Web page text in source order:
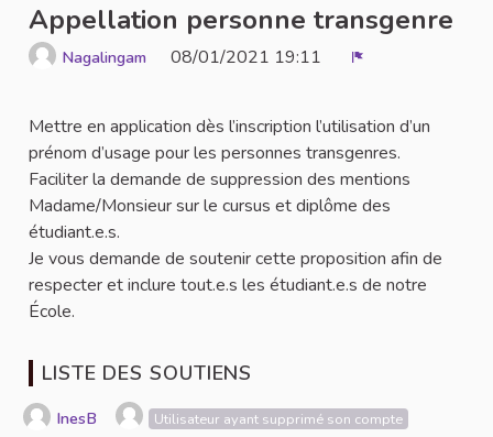
Appellation personne transgenre
Nagalingam 08/01/2021 19:11
Mettre en application dès l’inscription l’utilisation d’un
prénom d’usage pour les personnes transgenres.
Faciliter la demande de suppression des mentions
Madame/Monsieur sur le cursus et diplôme des
étudiant.e.s.
Je vous demande de soutenir cette proposition afin de
respecter et inclure tout.e.s les étudiant.e.s de notre
École.
LISTE DES SOUTIENS
InesB Utilisateur ayant supprimé son compte